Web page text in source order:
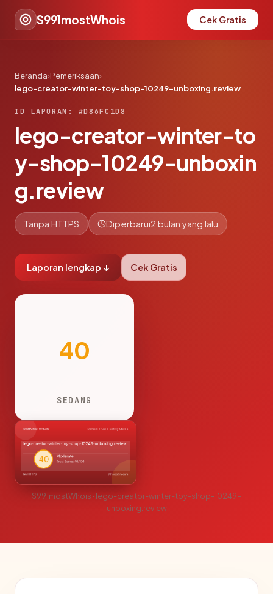
S991mostWhois Cek Gratis
Beranda›Pemeriksaan›
lego-creator-winter-toy-shop-10249-unboxing.review
ID LAPORAN: #D86FC1D8
lego-creator-winter-to
y-shop-10249-unboxin
g.review
Tanpa HTTPS Diperbarui2 bulan yang lalu
Laporan lengkap ↓ Cek Gratis
40
SEDANG
S991mostWhois · lego-creator-winter-toy-shop-10249-
unboxing.review